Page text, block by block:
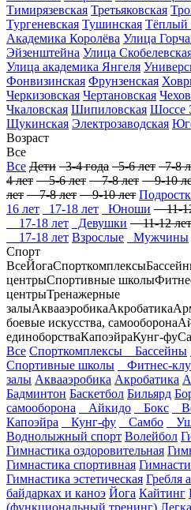
Тимирязевская Третьяковская
Тургеневская Тушинская Тёплый
Академика Королёва Улица
Эйзенштейна Улица
Улица академика Янгеля
Фонвизинская Фрунзенская
Черкизовская Чертановская
Чкаловская Шипиловская Шоссе
Щукинская Электрозаводская
Возраст
Все
Все Дети 3-4 года 5-6 лет 7-8
4 лет 5-6 лет 7-8 лет 9-10
лет 7-8 лет 9-10 лет
16 лет
17-18 лет Юноши 11-
17-18 лет
Девушки 11-12 лет
17-18 лет Взрослые Мужчины
Спорт
ВсеЙогаСпорткомплексы
центрыСпортивные школы
центрыТренажерные
залыАквааэробикаАкробатика
боевые искусства, самооборона
единоборстваКапоэйраКунг-фу
Все Спорткомплексы Бассейны
Спортивные школы
Фитнес-
залы Аквааэробика Акробатика
Бадминтон Баскетбол Бильярд
самооборона
Айкидо Бокс
Капоэйра
Кунг-фу Самбо
Воднолыжный спорт Волейбол
Гимнастика оздоровительная
Гимнастика спортивная
Гимнастика эстетическая Гребля
байдарках и каноэ Йога Кайтинг
(функциональный тренинг)